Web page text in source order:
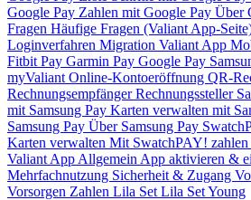
Google Pay Zahlen mit Google Pay Über
Fragen Häufige Fragen (Valiant App-
Loginverfahren Migration Valiant App
Fitbit Pay Garmin Pay Google Pay
myValiant Online-Kontoeröffnung QR-
RechnungsempfängerRechnungssteller
mit Samsung Pay Karten verwalten mit
Samsung Pay Über Samsung Pay
Karten verwalten Mit SwatchPAY! zahlen
Valiant App Allgemein App aktivieren &
Mehrfachnutzung Sicherheit & Zugang
Vorsorgen Zahlen Lila Set Lila Set Young